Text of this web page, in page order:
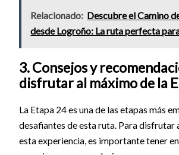
Relacionado: Descubre el Camino
desde Logroño: La ruta perfecta
3. Consejos y
disfrutar al máximo de la
La Etapa 24 es una de las etapas más
desafiantes de esta ruta. Para disfrutar
esta experiencia, es importante tener